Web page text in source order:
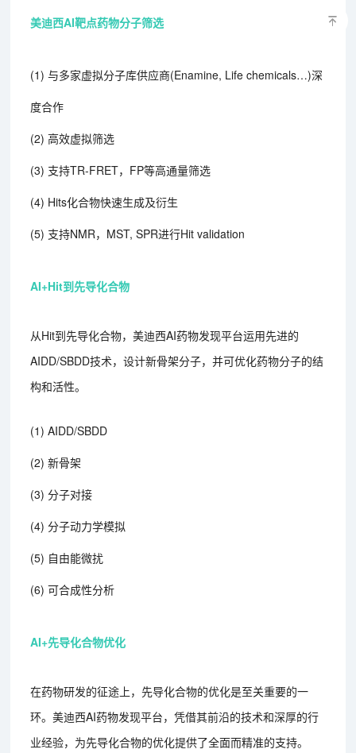
美迪西AI靶点药物分子筛选
(1) 与多家虚拟分子库供应商(Enamine, Life chemicals…)深
度合作
(2) 高效虚拟筛选
(3) 支持TR-FRET，FP等高通量筛选
(4) Hits化合物快速生成及衍生
(5) 支持NMR，MST, SPR进行Hit validation
AI+Hit到先导化合物
从Hit到先导化合物，美迪西AI药物发现平台运用先进的
AIDD/SBDD技术，设计新骨架分子，并可优化药物分子的结
构和活性。
(1) AIDD/SBDD
(2) 新骨架
(3) 分子对接
(4) 分子动力学模拟
(5) 自由能微扰
(6) 可合成性分析
AI+先导化合物优化
在药物研发的征途上，先导化合物的优化是至关重要的一
环。美迪西AI药物发现平台，凭借其前沿的技术和深厚的行
业经验，为先导化合物的优化提供了全面而精准的支持。